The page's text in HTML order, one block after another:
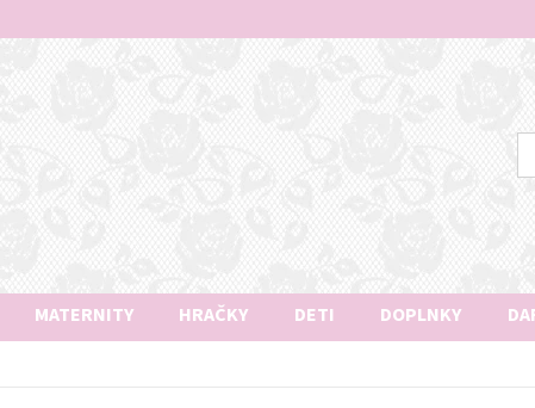
MATERNITY HRAČKY DETI DOPLNKY